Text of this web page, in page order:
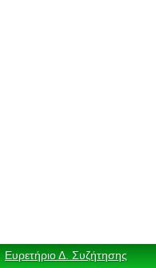
Ευρετήριο Δ. Συζήτησης